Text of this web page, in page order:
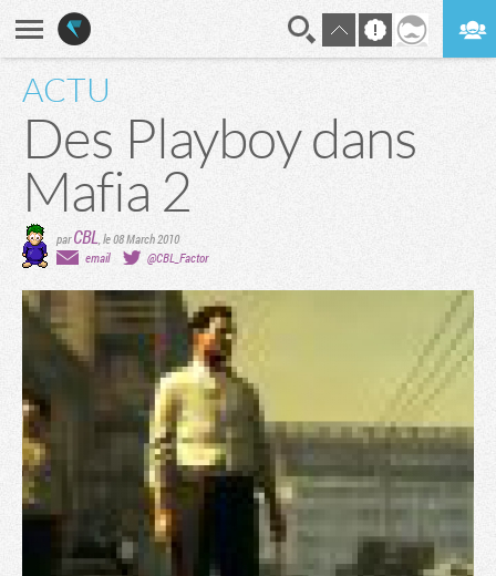
ACTU
Des Playboy dans
Mafia 2
parCBL le 08 March 2010
email
@CBL_Factor